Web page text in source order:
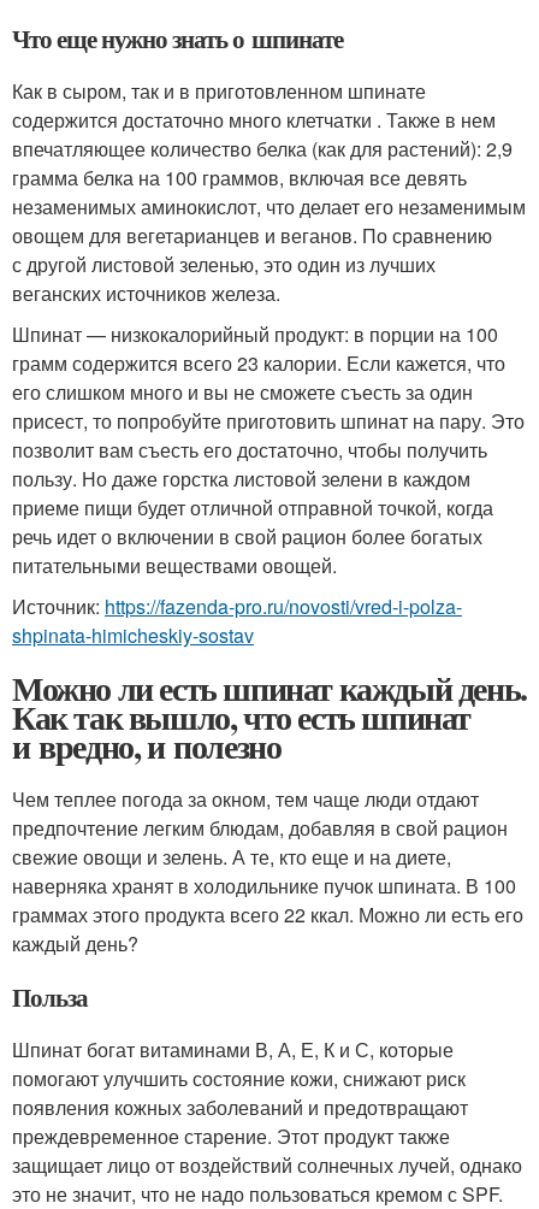
Что еще нужно знать о шпинате
Как в сыром, так и в приготовленном шпинате
содержится достаточно много клетчатки . Также в нем
впечатляющее количество белка (как для растений): 2,9
грамма белка на 100 граммов, включая все девять
незаменимых аминокислот, что делает его незаменимым
овощем для вегетарианцев и веганов. По сравнению
с другой листовой зеленью, это один из лучших
веганских источников железа.
Шпинат — низкокалорийный продукт: в порции на 100
грамм содержится всего 23 калории. Если кажется, что
его слишком много и вы не сможете съесть за один
присест, то попробуйте приготовить шпинат на пару. Это
позволит вам съесть его достаточно, чтобы получить
пользу. Но даже горстка листовой зелени в каждом
приеме пищи будет отличной отправной точкой, когда
речь идет о включении в свой рацион более богатых
питательными веществами овощей.
Источник: https://fazenda-pro.ru/novosti/vred-i-polza-
shpinata-himicheskiy-sostav
Можно ли есть шпинат каждый день.
Как так вышло, что есть шпинат
и вредно, и полезно
Чем теплее погода за окном, тем чаще люди отдают
предпочтение легким блюдам, добавляя в свой рацион
свежие овощи и зелень. А те, кто еще и на диете,
наверняка хранят в холодильнике пучок шпината. В 100
граммах этого продукта всего 22 ккал. Можно ли есть его
каждый день?
Польза
Шпинат богат витаминами В, А, Е, К и С, которые
помогают улучшить состояние кожи, снижают риск
появления кожных заболеваний и предотвращают
преждевременное старение. Этот продукт также
защищает лицо от воздействий солнечных лучей, однако
это не значит, что не надо пользоваться кремом с SPF.